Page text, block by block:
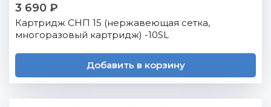
3 690 ₽
Картридж СНП 15 (нержавеющая сетка,
многоразовый картридж) -10SL
Добавить в корзину